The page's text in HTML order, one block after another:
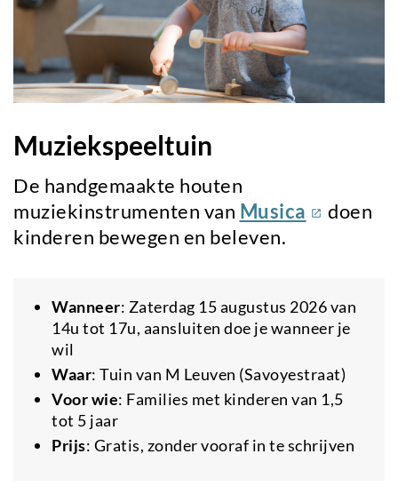
Muziekspeeltuin
De handgemaakte houten
muziekinstrumenten van Musica (externe
doen
kinderen bewegen en beleven.
Wanneer: Zaterdag 15 augustus 2026 van
14u tot 17u, aansluiten doe je wanneer je
wil
Waar: Tuin van M Leuven (Savoyestraat)
Voor wie: Families met kinderen van 1,5
tot 5 jaar
Prijs: Gratis, zonder vooraf in te schrijven